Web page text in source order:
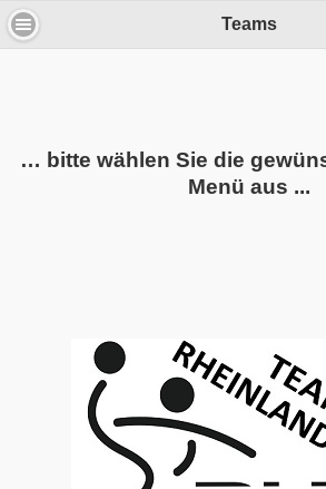
Teams
… bitte wählen Sie die
Menü aus ...